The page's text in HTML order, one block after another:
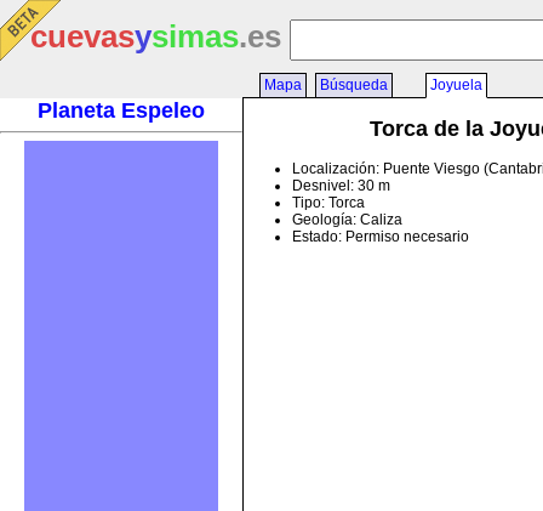
cuevasysimas.es
Planeta Espeleo
Mapa Búsqueda Joyuela
Torca de la
Localización: Puente Viesgo
Desnivel: 30 m
Tipo: Torca
Geología: Caliza
Estado: Permiso necesario